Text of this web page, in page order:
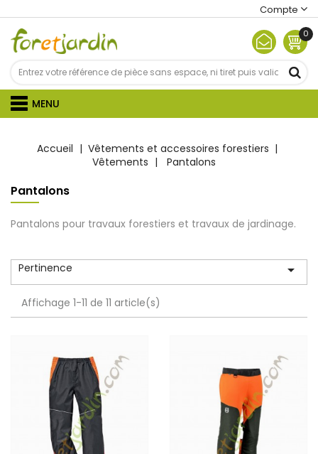
Compte
0
MENU
Accueil
Vêtements et accessoires forestiers
Vêtements
Pantalons
Pantalons
Pantalons pour travaux forestiers et travaux de jardinage.
Pertinence 
Affichage 1-11 de 11 article(s)